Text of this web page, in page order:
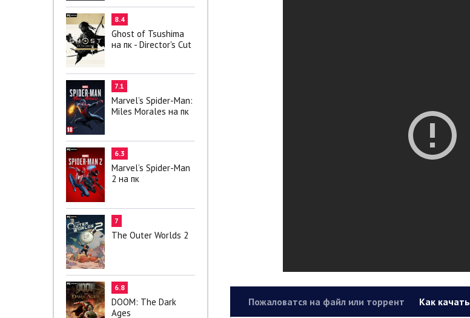
8.4
Ghost of Tsushima
на пк - Director's Cut
7.1
Marvel’s Spider-Man:
Miles Morales на пк
6.3
Marvel’s Spider-Man
2 на пк
7
The Outer Worlds 2
6.8
DOOM: The Dark
Ages
Пожаловатся на файл или торрент Как качать